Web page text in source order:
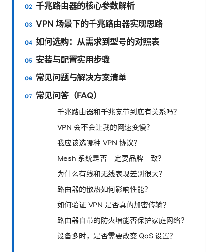
千兆路由器的核心参数解析
VPN 场景下的千兆路由器实现思路
如何选购：从需求到型号的对照表
安装与配置实用步骤
常见问题与解决方案清单
常见问答（FAQ）
千兆路由器和千兆宽带到底有关系吗？
VPN 会不会让我的网速变慢？
我应该选哪种 VPN 协议？
Mesh 系统是否一定要品牌一致？
为什么有线和无线表现差别很大？
路由器的散热如何影响性能？
如何验证 VPN 是否真的加密传输？
路由器自带的防火墙能否保护家庭网络？
设备多时，是否需要改变 QoS 设置？